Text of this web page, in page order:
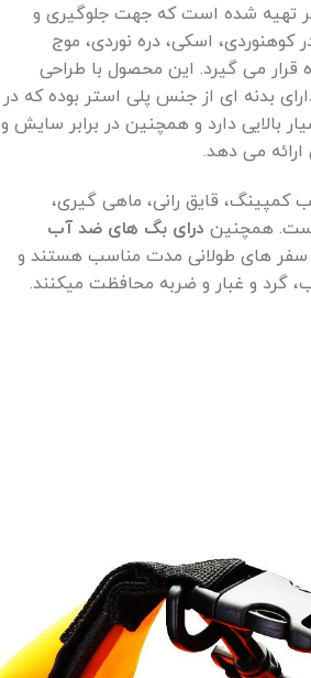
استر تهیه شده است که جهت جلوگیری و
اسکی، دره نوردی، موج
قرار می گیرد. این محصول با طراحی
بدنه ای از جنس پلی استر بوده که در
بالایی دارد و همچنین در برابر سایش و
می دهد.
کمپینگ، قایق رانی، ماهی گیری،
است. همچنین درای بگ های ضد آب
سفر های طولانی مدت مناسب هستند و
گرد و غبار و ضربه محافظت میکنند.